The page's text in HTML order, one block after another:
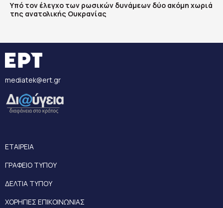
Υπό τον έλεγχο των ρωσικών δυνάμεων δύο ακόμη χωριά
της ανατολικής Ουκρανίας
mediatek@ert.gr
ΕΤΑΙΡΕΙΑ
ΓΡΑΦΕΙΟ ΤΥΠΟΥ
ΔΕΛΤΙΑ ΤΥΠΟΥ
ΧΟΡΗΓΙΕΣ ΕΠΙΚΟΙΝΩΝΙΑΣ